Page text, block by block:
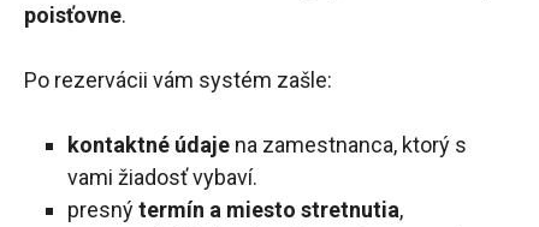
poisťovne.
Po rezervácii vám systém zašle:
kontaktné údaje na zamestnanca, ktorý s
vami žiadosť vybaví.
presnýtermín a miesto stretnutia,